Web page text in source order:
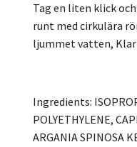
Tag en liten klick
runt med cirkulära
ljummet vatten,
Ingredients:
POLYETHYLENE,
ARGANIA SPINOSA